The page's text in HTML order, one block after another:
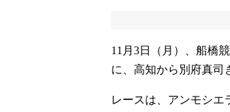
11月3日（月）、船橋
に、高知から別府真司
レースは、アンモシエ